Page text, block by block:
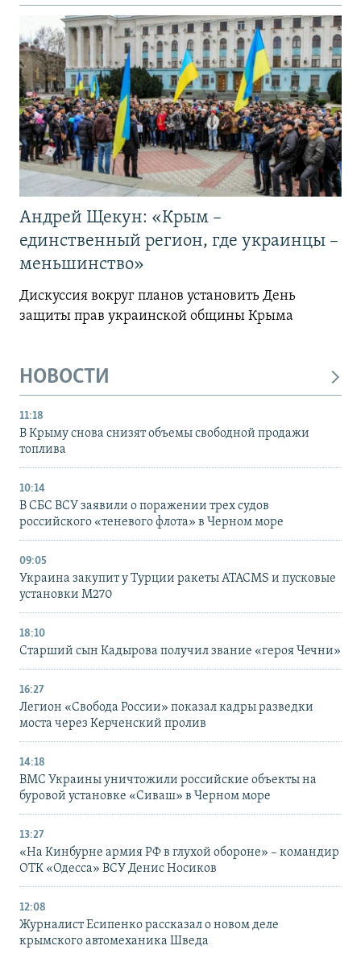
Андрей Щекун: «Крым –
единственный регион, где украинцы –
меньшинство»
Дискуссия вокруг планов установить День
защиты прав украинской общины Крыма
НОВОСТИ
11:18
В Крыму снова снизят объемы свободной продажи
топлива
10:14
В СБС ВСУ заявили о поражении трех судов
российского «теневого флота» в Черном море
09:05
Украина закупит у Турции ракеты ATACMS и пусковые
установки M270
18:10
Старший сын Кадырова получил звание «героя Чечни»
16:27
Легион «Свобода России» показал кадры разведки
моста через Керченский пролив
14:18
ВМС Украины уничтожили российские объекты на
буровой установке «Сиваш» в Черном море
13:27
«На Кинбурне армия РФ в глухой обороне» – командир
ОТК «Одесса» ВСУ Денис Носиков
12:08
Журналист Есипенко рассказал о новом деле
крымского автомеханика Шведа